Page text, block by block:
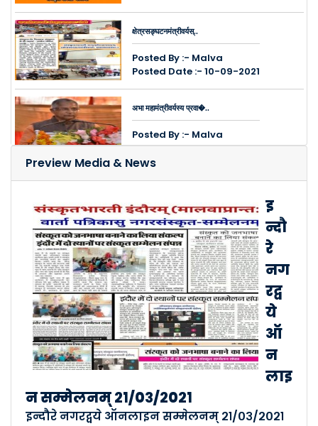
क्षेत्रसङ्घटनमंत्रीवर्यस्..
Posted By :- Malva
Posted Date :- 10-09-2021
अभा महामंत्रीवर्यस्य प्रवा�..
Posted By :- Malva
Posted Date :- 10-09-2021
Posted By :- Malva
Posted Date :- 26-03-2021
मंदसौर विकासखंडसम्मेलनम् १�..
Posted By :- Malva
Posted Date :- 24-03-2021
इन्दौरस्य रामेश्वरभाग - सम्�..
Posted By :- Malva
खण्डवा- नगर-सम्मेलनम् २१ /०३/�..
Preview Media & News
इ
न्दौ
रे
नग
रद्व
ये
ऑ
न
लाइ
न सम्मेलनम् २१/०३/२०२१
इन्दौरे नगरद्वये ऑनलाइन सम्मेलनम् २१/०३/२०२१